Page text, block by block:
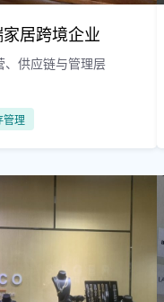
居跨境企业
、供应链与管理层
管理